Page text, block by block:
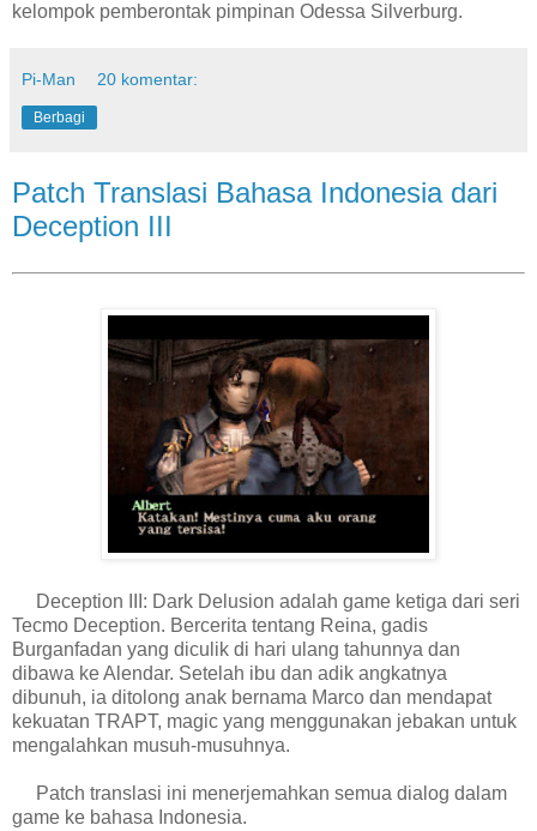
kelompok pemberontak pimpinan Odessa Silverburg.
Pi-Man 20 komentar:
Berbagi
Patch Translasi Bahasa Indonesia dari
Deception III
Deception III: Dark Delusion adalah game ketiga dari seri
Tecmo Deception. Bercerita tentang Reina, gadis
Burganfadan yang diculik di hari ulang tahunnya dan
dibawa ke Alendar. Setelah ibu dan adik angkatnya
dibunuh, ia ditolong anak bernama Marco dan mendapat
kekuatan TRAPT, magic yang menggunakan jebakan untuk
mengalahkan musuh-musuhnya.
Patch translasi ini menerjemahkan semua dialog dalam
game ke bahasa Indonesia.